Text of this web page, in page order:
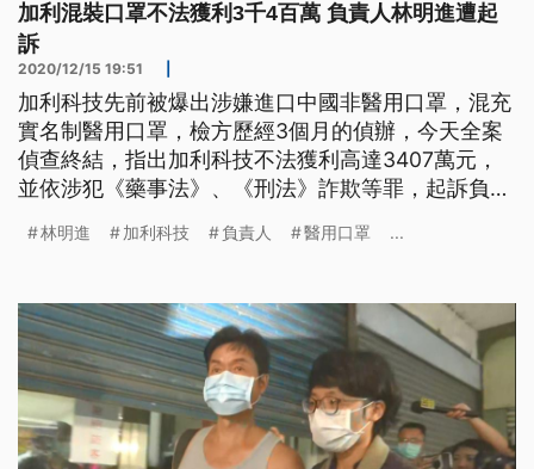
加利混裝口罩不法獲利3千4百萬 負責人林明進遭起
訴
2020/12/15 19:51
加利科技先前被爆出涉嫌進口中國非醫用口罩，混充
實名制醫用口罩，檢方歷經3個月的偵辦，今天全案
偵查終結，指出加利科技不法獲利高達3407萬元，
並依涉犯《藥事法》、《刑法》詐欺等罪，起訴負責
林明進對話中挑明，他能把口罩交給政府、不用怕，
是他就能快速通關。這是士林地檢署日前偵辦口罩國
家隊弊案，查獲林明進和中國廠商
林明進 加利科技 負責人 醫用口罩 ...